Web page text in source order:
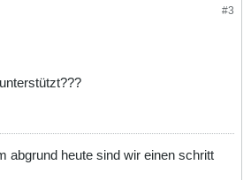
#3
abgrund heute sind wir einen schritt